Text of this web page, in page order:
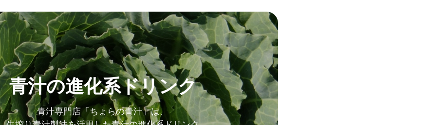
青汁の進化系ドリンク
青汁専門店「ちょらの青汁」は、